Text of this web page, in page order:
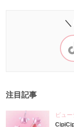
注目記事
ビュ